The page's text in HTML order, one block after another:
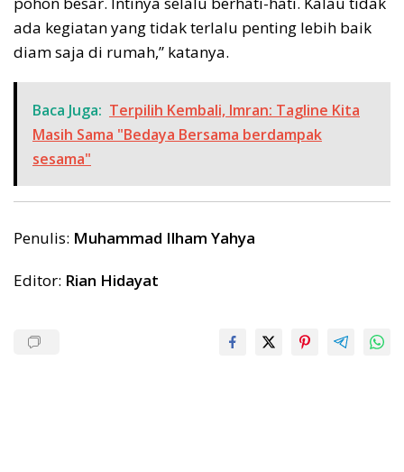
ada kegiatan yang tidak terlalu penting lebih baik
diam saja di rumah,” katanya.
Baca Juga: Terpilih Kembali, Imran: Tagline Kita
Masih Sama "Bedaya Bersama berdampak
sesama"
Penulis: Muhammad Ilham Yahya
Editor: Rian Hidayat